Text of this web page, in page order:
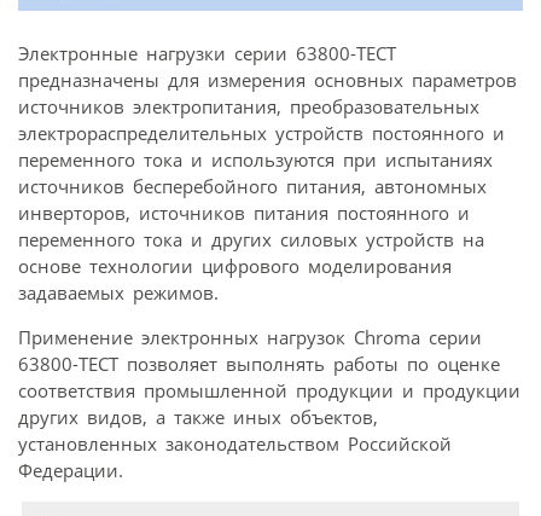
Электронные нагрузки серии 63800-ТЕСТ
предназначены для измерения основных параметров
источников электропитания, преобразовательных
электрораспределительных устройств постоянного и
переменного тока и используются при испытаниях
источников бесперебойного питания, автономных
инверторов, источников питания постоянного и
переменного тока и других силовых устройств на
основе технологии цифрового моделирования
задаваемых режимов.
Применение электронных нагрузок Chroma серии
63800-ТЕСТ позволяет выполнять работы по оценке
соответствия промышленной продукции и продукции
других видов, а также иных объектов,
установленных законодательством Российской
Федерации.